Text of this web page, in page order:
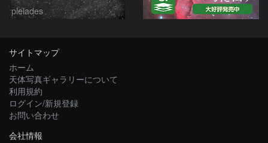
pleiades
サイトマップ
ホーム
天体写真ギャラリーについて
利用規約
ログイン/新規登録
お問い合わせ
会社情報